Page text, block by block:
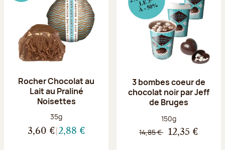
Rocher Chocolat au
Lait au Praliné
Noisettes
Poids net :
35g
3,60 € 2,88 €
3 bombes coeur de
chocolat noir par Jeff
de Bruges
Poids net :
150g
14,85 € 12,35 €